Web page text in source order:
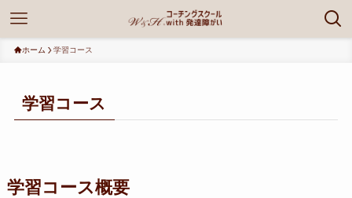
ホーム 学習コース
学習コース
学習コース概要